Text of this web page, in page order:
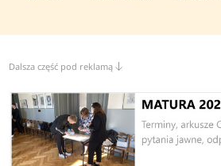
Dalsza część pod reklamą